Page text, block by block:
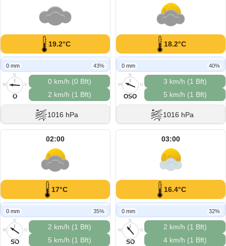
19.2°C
0 mm 43%
N
O
S
W
O
0 km/h (0 Bft)
2 km/h (1 Bft)
1016 hPa
18.2°C
0 mm 40%
N
O
S
W
OSO
3 km/h (1 Bft)
5 km/h (1 Bft)
1016 hPa
02:00
17°C
0 mm 35%
N
O
S
W
SO
2 km/h (1 Bft)
5 km/h (1 Bft)
03:00
16.4°C
0 mm 32%
N
O
S
W
SO
2 km/h (1 Bft)
4 km/h (1 Bft)